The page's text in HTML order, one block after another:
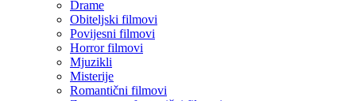
Drame
Obiteljski filmovi
Povijesni filmovi
Horror filmovi
Mjuzikli
Misterije
Romantični filmovi